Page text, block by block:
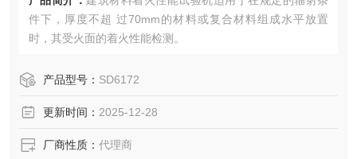
件下，厚度不超 过70mm的材料或复合材料组成水平放置
时，其受火面的着火性能检测。
产品型号： SD6172
更新时间： 2025-12-28
厂商性质： 代理商